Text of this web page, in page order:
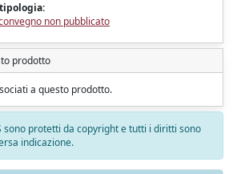
non pubblicato
prodotto
a questo prodotto.
sono protetti da copyright e tutti i diritti sono
indicazione.